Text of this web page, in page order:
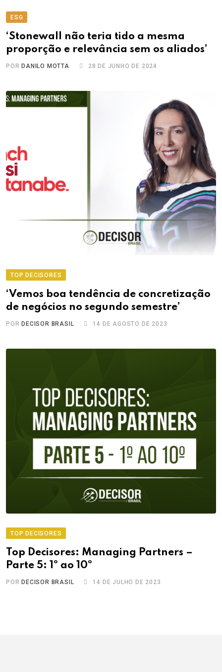
ESG
‘Stonewall não teria tido a mesma
proporção e relevância sem os aliados’
PORDANILO MOTTA 28 DE JUNHO DE 2024
TOP DECISORES
‘Vemos boa tendência de concretização
de negócios no segundo semestre’
POR DECISOR BRASIL 14 DE AGOSTO DE 2023
TOP DECISORES
Top Decisores: Managing Partners –
Parte 5: 1º ao 10º
POR DECISOR BRASIL 14 DE JULHO DE 2023